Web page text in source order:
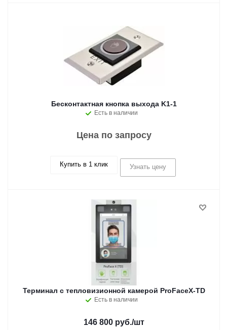
Бесконтактная кнопка выхода K1-1
Есть в наличии
Цена по запросу
Купить в 1 клик Узнать цену
Терминал с тепловизионной камерой ProFaceX-TD
Есть в наличии
146 800 руб./шт